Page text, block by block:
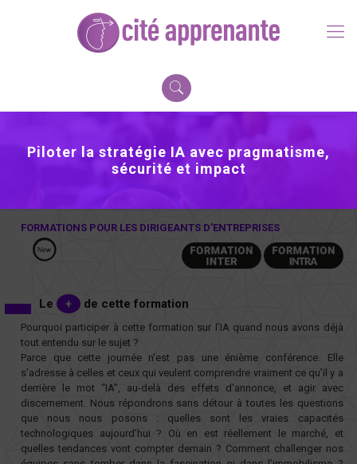
Piloter la stratégie IA avec pragmatisme,
sécurité et impact
FORMATIONS POUR LES DIRIGEANTS D'ENTREPRISES
Le + de cette formation
Pourquoi participer à cette formation sur l’IA quand nous avons déjà
tout entendu sur le sujet ?
Parce que cette journée n’est pas une énième conférence. Elle
s’adresse à celles et ceux qui veulent comprendre vraiment ce qu’il y a
derrière le mot “IA”, au-delà des effets d’annonce, et agir avec
discernement. Nous répondrons sans détour à toutes les questions
que nous nous posons : quelles sont les vraies capacités
technologiques aujourd’hui ? Où en est réellement le marché, et
quelles tendances vont compter demain ? Comment challenger nos